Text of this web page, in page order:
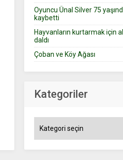
Oyuncu Ünal Silver 75
kaybetti
Hayvanların kurtarmak için
daldı
Çoban ve Köy Ağası
Kategoriler